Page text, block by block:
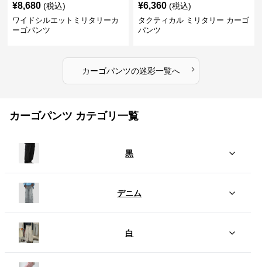
¥8,680 (税込)
ワイドシルエットミリタリーカ
ーゴパンツ
¥6,360 (税込)
タクティカル ミリタリー カーゴ
パンツ
カーゴパンツの迷彩一覧へ ›
カーゴパンツ カテゴリ一覧
黒
デニム
白